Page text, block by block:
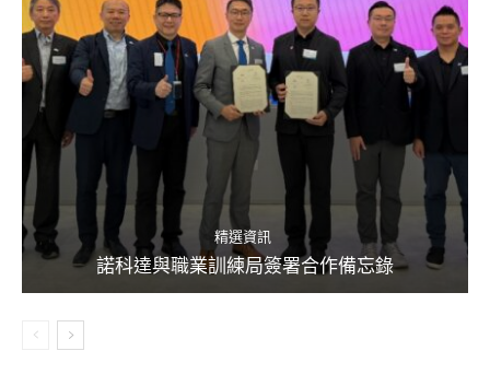
精選資訊
諾科達與職業訓練局簽署合作備忘錄